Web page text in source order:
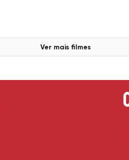
Ver mais filmes